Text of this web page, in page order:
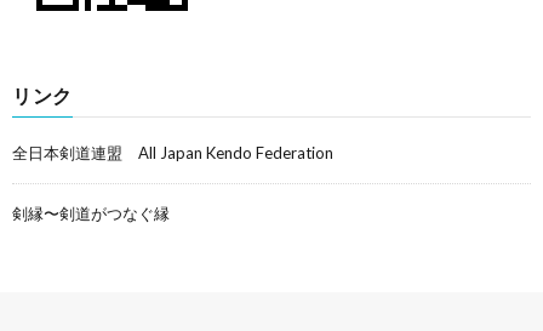
リンク
全日本剣道連盟 All Japan Kendo Federation
剣縁〜剣道がつなぐ縁